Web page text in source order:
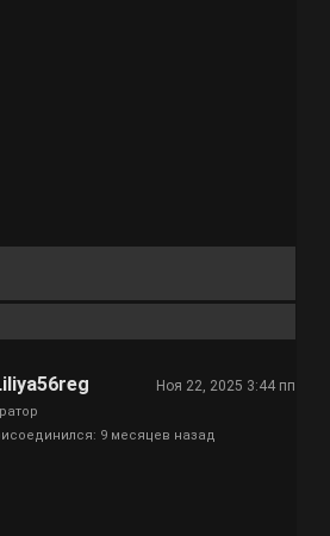
Ноя 22, 2025 3:44 пп
9 месяцев назад